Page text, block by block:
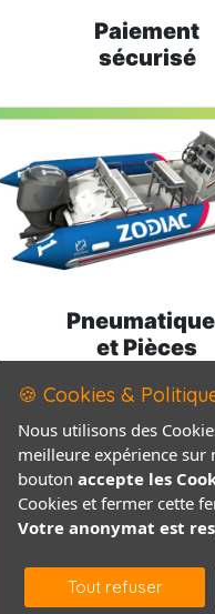
Paiement
sécurisé
et Pièces
🍪 Cookies &
Nous utilisons des
meilleure expérience sur
bouton accepte les
Cookies et fermer cette
Votre anonymat est
Tout refuser